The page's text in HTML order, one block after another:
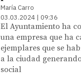
María Carro
03.03.2024 | 09:36
El Ayuntamiento ha
una empresa que ha
ejemplares que se
a la ciudad
social